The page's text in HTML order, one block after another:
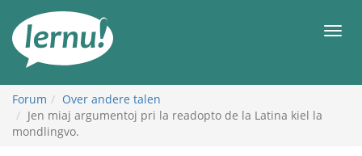
inhoud
Forum
Over andere talen
Jen miaj argumentoj pri la readopto de la Latina kiel la
mondlingvo.